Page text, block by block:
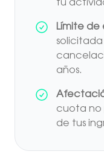
tu
Límite de
años.
cuota no
de tus